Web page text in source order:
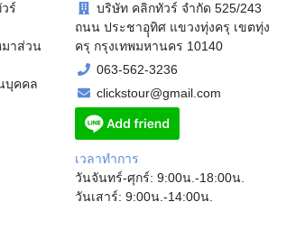
ร์
าส่วน
บุคคล
บริษัท คลิกทัวร์ จำกัด 525/243
ถนน ประชาอุุทิศ แขวงทุ่งครุ เขตทุ่ง
ครุ กรุงเทพมหานคร 10140
063-562-3236
clickstour@gmail.com
เวลาทำการ
วันจันทร์-ศุกร์: 9:00น.-18:00น.
วันเสาร์: 9:00น.-14:00น.